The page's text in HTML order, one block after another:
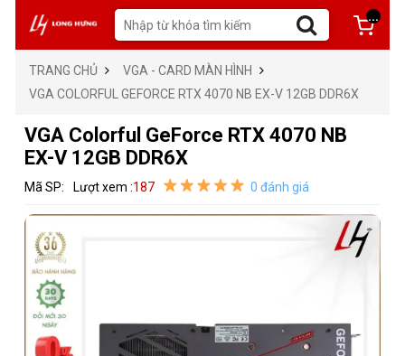
...
TRANG CHỦ
VGA - CARD MÀN HÌNH
VGA COLORFUL GEFORCE RTX 4070 NB EX-V 12GB DDR6X
VGA Colorful GeForce RTX 4070 NB
EX-V 12GB DDR6X
Mã SP: Lượt xem :187 0 đánh giá